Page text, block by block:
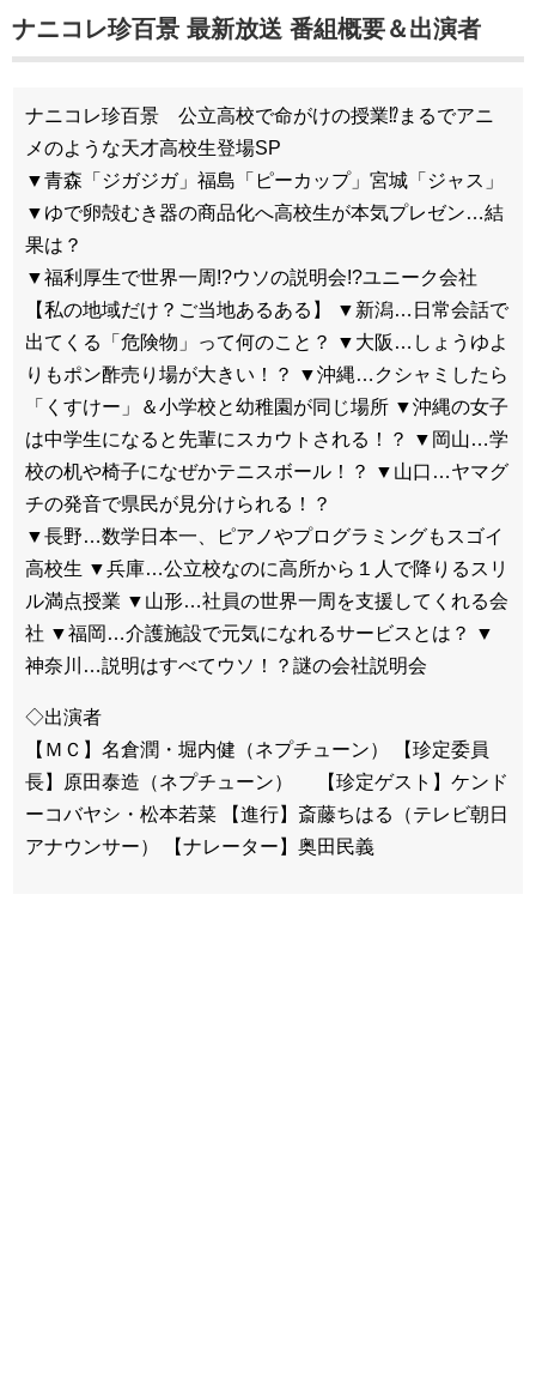
ナニコレ珍百景 最新放送 番組概要＆出演者
ナニコレ珍百景 公立高校で命がけの授業⁉まるでアニ
メのような天才高校生登場SP
▼青森「ジガジガ」福島「ピーカップ」宮城「ジャス」
▼ゆで卵殻むき器の商品化へ高校生が本気プレゼン…結
果は？
▼福利厚生で世界一周!?ウソの説明会!?ユニーク会社
【私の地域だけ？ご当地あるある】 ▼新潟…日常会話で
出てくる「危険物」って何のこと？ ▼大阪…しょうゆよ
りもポン酢売り場が大きい！？ ▼沖縄…クシャミしたら
「くすけー」＆小学校と幼稚園が同じ場所 ▼沖縄の女子
は中学生になると先輩にスカウトされる！？ ▼岡山…学
校の机や椅子になぜかテニスボール！？ ▼山口…ヤマグ
チの発音で県民が見分けられる！？
▼長野…数学日本一、ピアノやプログラミングもスゴイ
高校生 ▼兵庫…公立校なのに高所から１人で降りるスリ
ル満点授業 ▼山形…社員の世界一周を支援してくれる会
社 ▼福岡…介護施設で元気になれるサービスとは？ ▼
神奈川…説明はすべてウソ！？謎の会社説明会
◇出演者
【ＭＣ】名倉潤・堀内健（ネプチューン） 【珍定委員
長】原田泰造（ネプチューン） 【珍定ゲスト】ケンド
ーコバヤシ・松本若菜 【進行】斎藤ちはる（テレビ朝日
アナウンサー） 【ナレーター】奥田民義